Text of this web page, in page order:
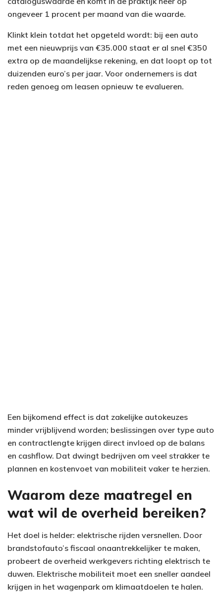
ongeveer 1 procent per maand van die waarde.
Klinkt klein totdat het opgeteld wordt: bij een auto
met een nieuwprijs van €35.000 staat er al snel €350
extra op de maandelijkse rekening, en dat loopt op tot
duizenden euro’s per jaar. Voor ondernemers is dat
reden genoeg om leasen opnieuw te evalueren.
Een bijkomend effect is dat zakelijke autokeuzes
minder vrijblijvend worden; beslissingen over type auto
en contractlengte krijgen direct invloed op de balans
en cashflow. Dat dwingt bedrijven om veel strakker te
plannen en kostenvoet van mobiliteit vaker te herzien.
Waarom deze maatregel en
wat wil de overheid bereiken?
Het doel is helder: elektrische rijden versnellen. Door
brandstofauto’s fiscaal onaantrekkelijker te maken,
probeert de overheid werkgevers richting elektrisch te
duwen. Elektrische mobiliteit moet een sneller aandeel
krijgen in het wagenpark om klimaatdoelen te halen.